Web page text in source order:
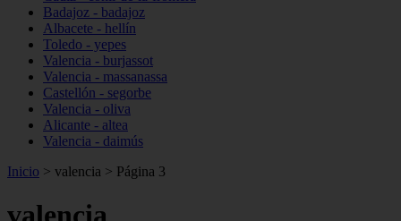
Badajoz - badajoz
Albacete - hellín
Toledo - yepes
Valencia - burjassot
Valencia - massanassa
Castellón - segorbe
Valencia - oliva
Alicante - altea
Valencia - daimús
Inicio > valencia > Página 3